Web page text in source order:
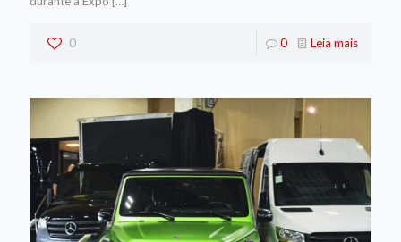
0 0 Leia mais